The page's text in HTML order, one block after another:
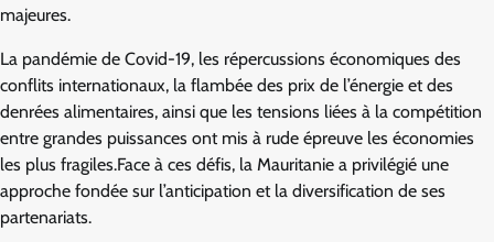
majeures.
La pandémie de Covid-19, les répercussions économiques des
conflits internationaux, la flambée des prix de l’énergie et des
denrées alimentaires, ainsi que les tensions liées à la compétition
entre grandes puissances ont mis à rude épreuve les économies
les plus fragiles.Face à ces défis, la Mauritanie a privilégié une
approche fondée sur l’anticipation et la diversification de ses
partenariats.